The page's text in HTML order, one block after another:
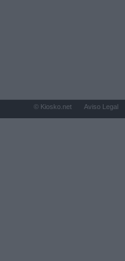
© Kiosko.net Aviso Legal